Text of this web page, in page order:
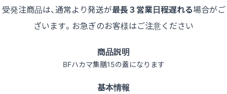
受発注商品は、通常より発送が最長３営業日程遅れる場合がご
ざいます。お急ぎのお客様はご注意ください
商品説明
BFハカマ集膳15の蓋になります
基本情報